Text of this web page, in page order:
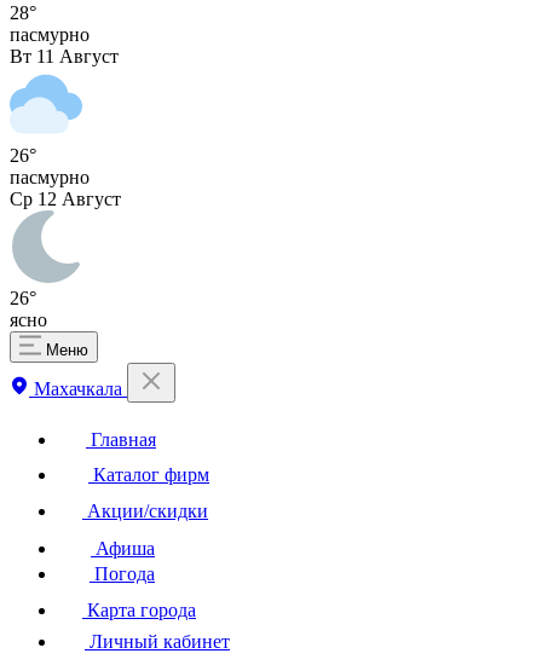
28°
пасмурно
Вт 11 Август
26°
пасмурно
Ср 12 Август
26°
ясно
Меню
Махачкала
Главная
Каталог фирм
Акции/скидки
Афиша
Погода
Карта города
Личный кабинет